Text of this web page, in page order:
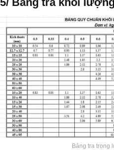
Bảng tra trọng